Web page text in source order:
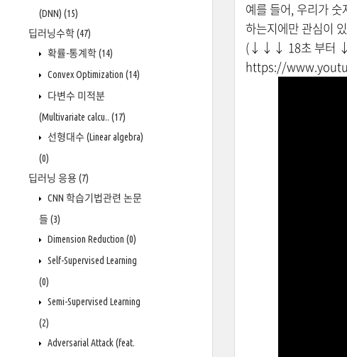
(DNN) (15)
딥러닝수학(47)
확률-통계학(14)
Convex Optimization (14)
다변수 미적분
(Multivariate calcu.. (17)
선형대수 (Linear algebra)
(0)
딥러닝 응용 (7)
CNN 학습기법관련 논문
들 (3)
Dimension Reduction (0)
Self-Supervised Learning
(0)
Semi-Supervised Learning
(2)
Adversarial Attack (feat.
예를 들어, 우리가
하는지에만 관심이
(↓ ↓ ↓ 18초 부터 ↓
https://